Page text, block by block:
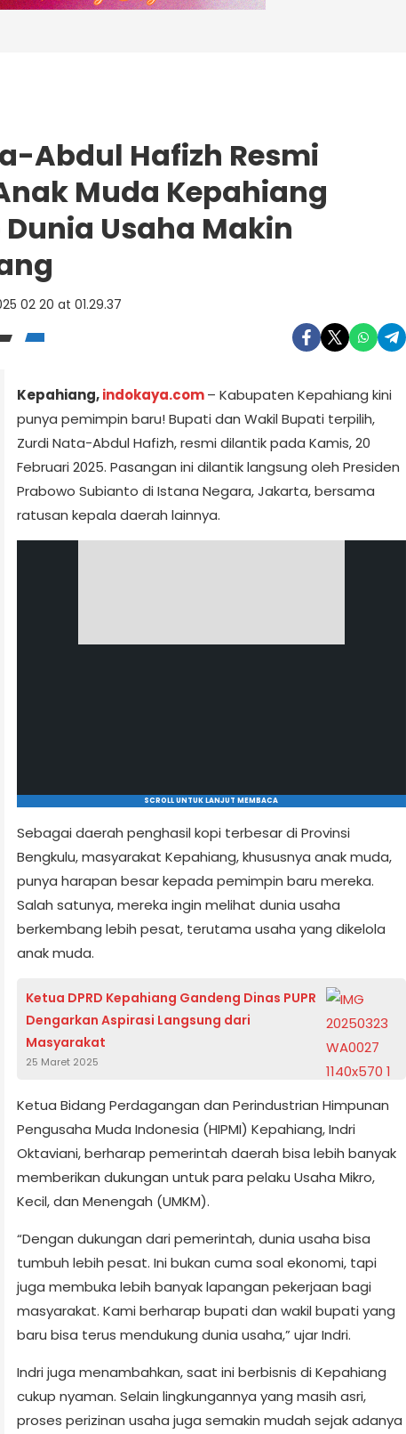
Abdul Hafizh Resmi
Muda Kepahiang
Usaha Makin
Kepahiang,indokaya.com– Kabupaten Kepahiang kini
punya pemimpin baru! Bupati dan Wakil Bupati terpilih,
Zurdi Nata-Abdul Hafizh, resmi dilantik pada Kamis, 20
Februari 2025. Pasangan ini dilantik langsung oleh Presiden
Prabowo Subianto di Istana Negara, Jakarta, bersama
ratusan kepala daerah lainnya.
SCROLL UNTUK LANJUT MEMBACA
Sebagai daerah penghasil kopi terbesar di Provinsi
Bengkulu, masyarakat Kepahiang, khususnya anak muda,
punya harapan besar kepada pemimpin baru mereka.
Salah satunya, mereka ingin melihat dunia usaha
berkembang lebih pesat, terutama usaha yang dikelola
anak muda.
Ketua DPRD Kepahiang Gandeng Dinas PUPR
Dengarkan Aspirasi Langsung dari
Masyarakat
25 Maret 2025
Ketua Bidang Perdagangan dan Perindustrian Himpunan
Pengusaha Muda Indonesia (HIPMI) Kepahiang, Indri
Oktaviani, berharap pemerintah daerah bisa lebih banyak
memberikan dukungan untuk para pelaku Usaha Mikro,
Kecil, dan Menengah (UMKM).
“Dengan dukungan dari pemerintah, dunia usaha bisa
tumbuh lebih pesat. Ini bukan cuma soal ekonomi, tapi
juga membuka lebih banyak lapangan pekerjaan bagi
masyarakat. Kami berharap bupati dan wakil bupati yang
baru bisa terus mendukung dunia usaha,” ujar Indri.
Indri juga menambahkan, saat ini berbisnis di Kepahiang
cukup nyaman. Selain lingkungannya yang masih asri,
proses perizinan usaha juga semakin mudah sejak adanya